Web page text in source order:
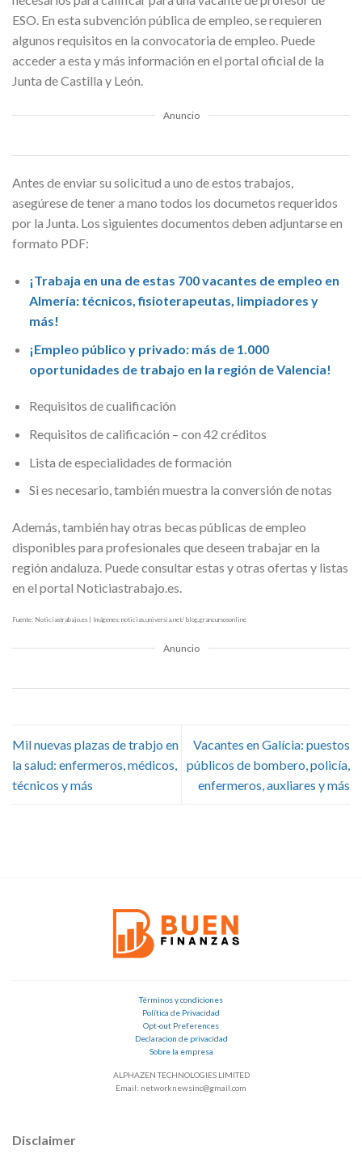
ESO. En esta subvención pública de empleo, se requieren
algunos requisitos en la convocatoria de empleo. Puede
acceder a esta y más información en el portal oficial de la
Junta de Castilla y León.
Anuncio
Antes de enviar su solicitud a uno de estos trabajos,
asegúrese de tener a mano todos los documetos requeridos
por la Junta. Los siguientes documentos deben adjuntarse en
formato PDF:
¡Trabaja en una de estas 700 vacantes de empleo en
Almería: técnicos, fisioterapeutas, limpiadores y
más!
¡Empleo público y privado: más de 1.000
oportunidades de trabajo en la región de Valencia!
Requisitos de cualificación
Requisitos de calificación – con 42 créditos
Lista de especialidades de formación
Si es necesario, también muestra la conversión de notas
Además, también hay otras becas públicas de empleo
disponibles para profesionales que deseen trabajar en la
región andaluza. Puede consultar estas y otras ofertas y listas
en el portal Noticiastrabajo.es.
Fuente: Noticiastrabajo.es | Imágenes: noticias.universia.net/ blog.grancursosonline
Anuncio
Mil nuevas plazas de trabjo en
la salud: enfermeros, médicos,
técnicos y más
Vacantes en Galícia: puestos
públicos de bombero, policía,
enfermeros, auxliares y más
Términos y condiciones
Política de Privacidad
Opt-out Preferences
Declaracion de privacidad
Sobre la empresa
ALPHAZEN TECHNOLOGIES LIMITED
Email: networknewsinc@gmail.com
Disclaimer